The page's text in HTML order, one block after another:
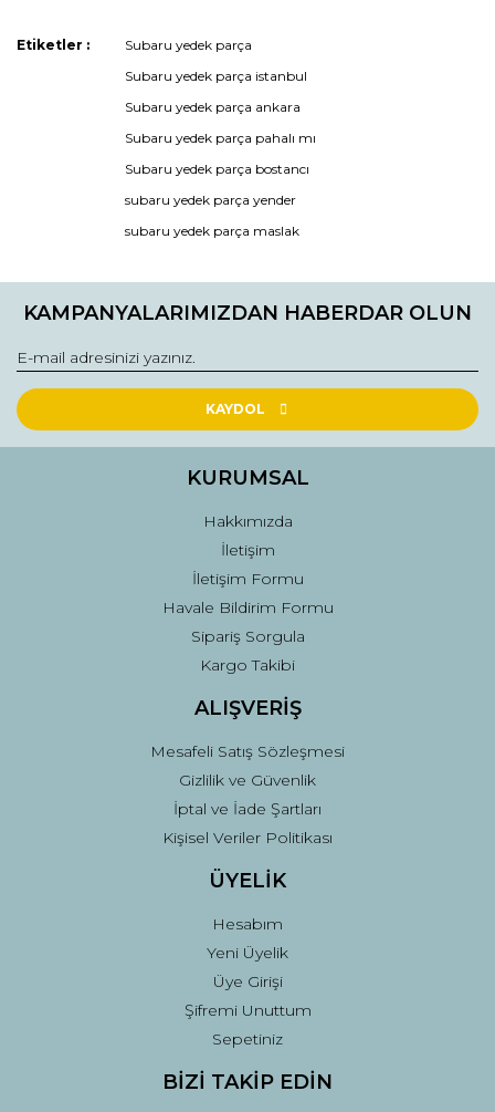
Bu ürünün fiyat bilgisi, resim, ürün açıklamalarında ve diğer
kullanarak tarafımıza iletebilirsiniz.
Görüş ve önerileriniz için teşekkür ederiz.
Bu ürüne benzer farklı alternatifler olmalı.
Gönder
Etiketler :
Subaru yedek parça
Subaru yedek parça istanbul
Subaru yedek parça ankara
Subaru yedek parça pahalı mı
Subaru yedek parça bostancı
subaru yedek parça yender
subaru yedek parça maslak
KAMPANYALARIMIZDAN HABERDAR OLUN
KAYDOL
KURUMSAL
Hakkımızda
İletişim
İletişim Formu
Havale Bildirim Formu
Sipariş Sorgula
Kargo Takibi
ALIŞVERİŞ
Mesafeli Satış Sözleşmesi
Gizlilik ve Güvenlik
İptal ve İade Şartları
Kişisel Veriler Politikası
ÜYELİK
Hesabım
Yeni Üyelik
Üye Girişi
Şifremi Unuttum
Sepetiniz
BİZİ TAKİP EDİN